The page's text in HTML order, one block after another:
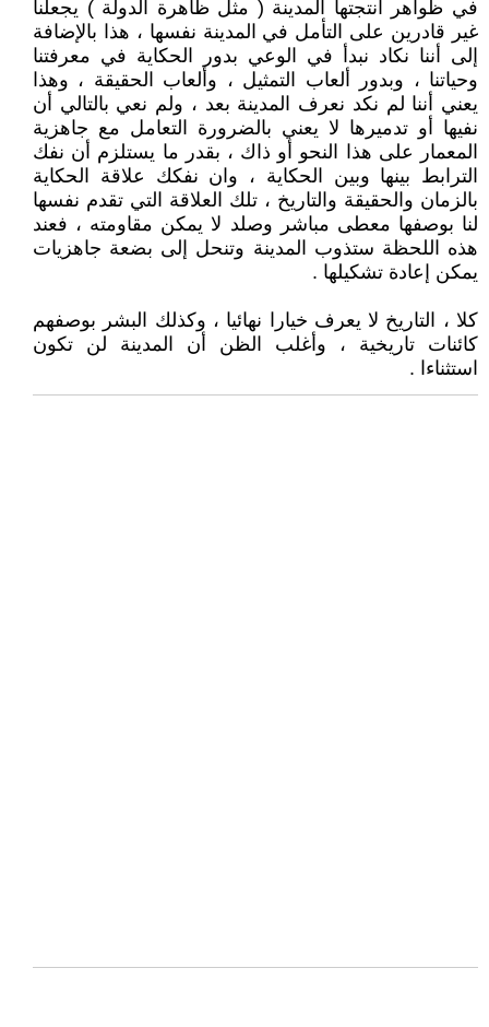
في ظواهر أنتجتها المدينة ( مثل ظاهرة الدولة ) يجعلنا
غير قادرين على التأمل في المدينة نفسها ، هذا بالإضافة
إلى أننا نكاد نبدأ في الوعي بدور الحكاية في معرفتنا
وحياتنا ، وبدور ألعاب التمثيل ، وألعاب الحقيقة ، وهذا
يعني أننا لم نكد نعرف المدينة بعد ، ولم نعي بالتالي أن
نفيها أو تدميرها لا يعني بالضرورة التعامل مع جاهزية
المعمار على هذا النحو أو ذاك ، بقدر ما يستلزم أن نفك
الترابط بينها وبين الحكاية ، وان نفكك علاقة الحكاية
بالزمان والحقيقة والتاريخ ، تلك العلاقة التي تقدم نفسها
لنا بوصفها معطى مباشر وصلد لا يمكن مقاومته ، فعند
هذه اللحظة ستذوب المدينة وتنحل إلى بضعة جاهزيات
يمكن إعادة تشكيلها .
كلا ، التاريخ لا يعرف خيارا نهائيا ، وكذلك البشر بوصفهم
كائنات تاريخية ، وأغلب الظن أن المدينة لن تكون
استثناءا .